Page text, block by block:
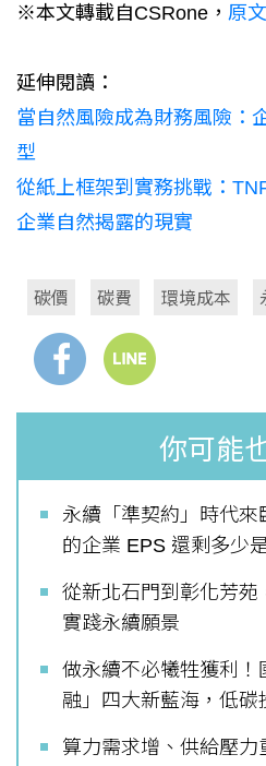
※本文轉載自CSRone， 原
延伸閱讀：
當自然風險成為財務風險：
型
從紙上框架到實務挑戰：
企業自然揭露的現實
碳價 碳費 環境成本
你可能
永續「準契約」時代
的企業 EPS 還剩多少
從新北石門到彰化芳苑
實踐永續願景
做永續不必犧牲獲利！
融」四大新藍海，低
算力需求增、供給壓